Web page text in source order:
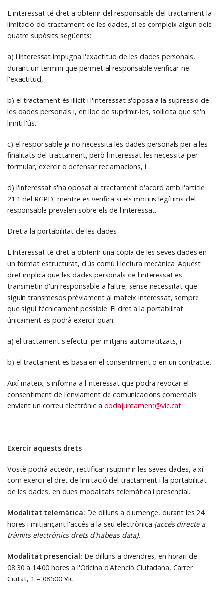
L'interessat té dret a obtenir del responsable del tractament la
limitació del tractament de les dades, si es compleix algun dels
quatre supòsits següents:
a) l'interessat impugna l'exactitud de les dades personals,
durant un termini que permet al responsable verificar-ne
l'exactitud,
b) el tractament és il·lícit i l'interessat s'oposa a la supressió de
les dades personals i, en lloc de suprimir-les, sol·licita que se'n
limiti l'ús,
c) el responsable ja no necessita les dades personals per a les
finalitats del tractament, però l'interessat les necessita per
formular, exercir o defensar reclamacions, i
d) l'interessat s'ha oposat al tractament d'acord amb l'article
21.1 del RGPD, mentre es verifica si els motius legítims del
responsable prevalen sobre els de l'interessat.
Dret a la portabilitat de les dades
L'interessat té dret a obtenir una còpia de les seves dades en
un format estructurat, d'ús comú i lectura mecànica. Aquest
dret implica que les dades personals de l'interessat es
transmetin d'un responsable a l'altre, sense necessitat que
siguin transmesos prèviament al mateix interessat, sempre
que sigui tècnicament possible. El dret a la portabilitat
únicament es podrà exercir quan:
a) el tractament s'efectuï per mitjans automatitzats, i
b) el tractament es basa en el consentiment o en un contracte.
Així mateix, s'informa a l'interessat que podrà revocar el
consentiment de l'enviament de comunicacions comercials
enviant un correu electrònic a dpdajuntament@vic.cat
Exercir aquests drets
Vostè podrà accedir, rectificar i suprimir les seves dades, així
com exercir el dret de limitació del tractament i la portabilitat
de les dades, en dues modalitats telemàtica i presencial.
Modalitat telemàtica: De dilluns a diumenge, durant les 24
hores i mitjançant l'accés a la seu electrònica {accés directe a
tràmits electrònics drets d'habeas data}.
Modalitat presencial: De dilluns a divendres, en horari de
08:30 a 14:00 hores a l'Oficina d'Atenció Ciutadana, Carrer
Ciutat, 1 – 08500 Vic.